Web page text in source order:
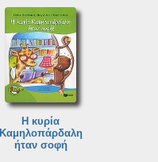
Η κυρία
Καμηλοπάρδαλη
ήταν σοφή